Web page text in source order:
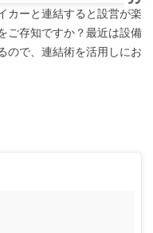
カーと連結すると設営が楽
ご存知ですか？最近は設備
ので、連結術を活用しにお